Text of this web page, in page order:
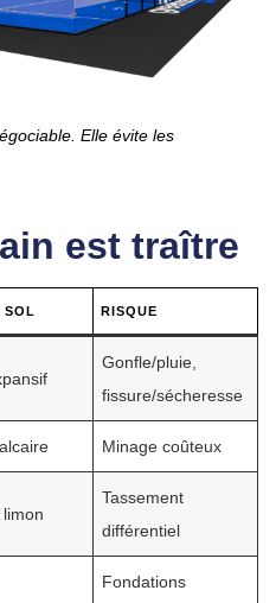
Elle évite les
est traître
SOL RISQUE
Gonfle/pluie,
fissure/sécheresse
Minage coûteux
Tassement
différentiel
Fondations